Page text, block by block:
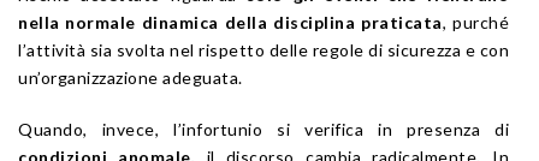
nella normale dinamica della disciplina praticata, purché
l’attività sia svolta nel rispetto delle regole di sicurezza e con
un’organizzazione adeguata.
Quando, invece, l’infortunio si verifica in presenza di